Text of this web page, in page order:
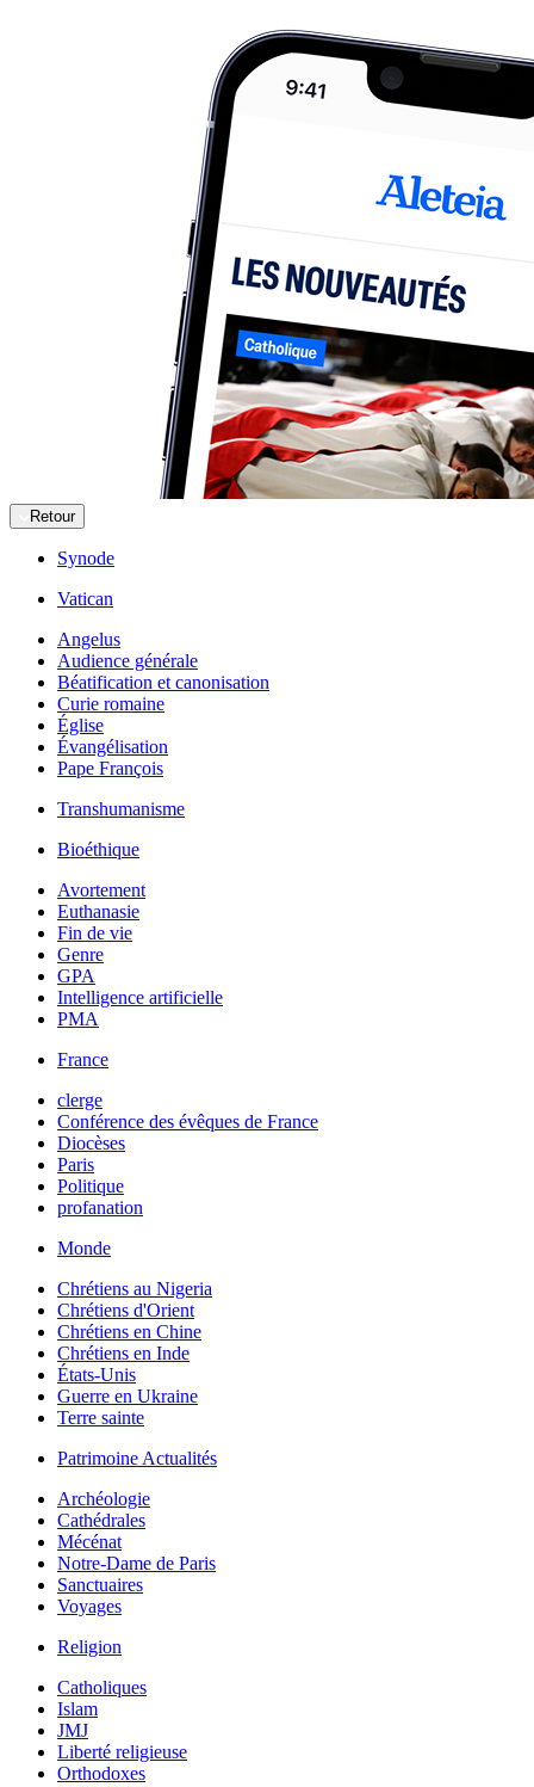
Retour
Synode
Vatican
Angelus
Audience générale
Béatification et canonisation
Curie romaine
Église
Évangélisation
Pape François
Transhumanisme
Bioéthique
Avortement
Euthanasie
Fin de vie
Genre
GPA
Intelligence artificielle
PMA
France
clerge
Conférence des évêques de France
Diocèses
Paris
Politique
profanation
Monde
Chrétiens au Nigeria
Chrétiens d'Orient
Chrétiens en Chine
Chrétiens en Inde
États-Unis
Guerre en Ukraine
Terre sainte
Patrimoine Actualités
Archéologie
Cathédrales
Mécénat
Notre-Dame de Paris
Sanctuaires
Voyages
Religion
Catholiques
Islam
JMJ
Liberté religieuse
Orthodoxes